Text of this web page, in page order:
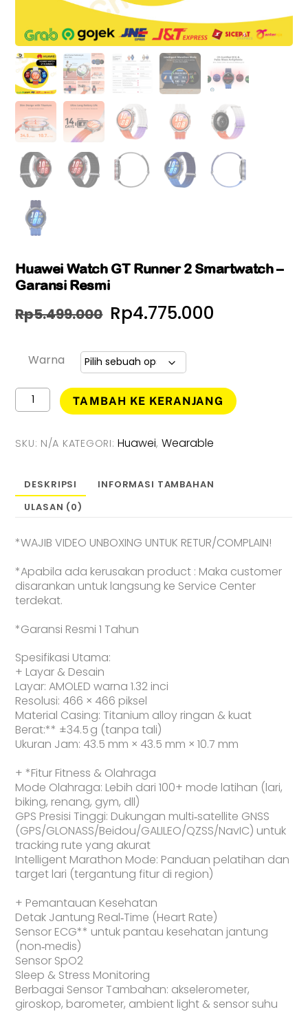
Huawei Watch GT Runner 2 Smartwatch –
Garansi Resmi
Rp5.499.000 Harga
adalah:
Rp5.499.000.
Rp4.775.000
adalah:
Warna
Kuantitas
Huawei
GT
Runner
Smartwatch
-
Garansi
TAMBAH KE KERANJANG
SKU: N/A KATEGORI:Huawei, Wearable
DESKRIPSI
INFORMASI TAMBAHAN
ULASAN (0)
*WAJIB VIDEO UNBOXING UNTUK RETUR/COMPLAIN!
*Apabila ada kerusakan product : Maka customer
disarankan untuk langsung ke Service Center
terdekat.
*Garansi Resmi 1 Tahun
Spesifikasi Utama:
+ Layar & Desain
Layar: AMOLED warna 1.32 inci
Resolusi: 466 × 466 piksel
Material Casing: Titanium alloy ringan & kuat
Berat:** ±34.5 g (tanpa tali)
Ukuran Jam: 43.5 mm × 43.5 mm × 10.7 mm
+ *Fitur Fitness & Olahraga
Mode Olahraga: Lebih dari 100+ mode latihan (lari,
biking, renang, gym, dll)
GPS Presisi Tinggi: Dukungan multi‑satellite GNSS
(GPS/GLONASS/Beidou/GALILEO/QZSS/NavIC) untuk
tracking rute yang akurat
Intelligent Marathon Mode: Panduan pelatihan dan
target lari (tergantung fitur di region)
+ Pemantauan Kesehatan
Detak Jantung Real‑Time (Heart Rate)
Sensor ECG** untuk pantau kesehatan jantung
(non‑medis)
Sensor SpO2
Sleep & Stress Monitoring
Berbagai Sensor Tambahan: akselerometer,
giroskop, barometer, ambient light & sensor suhu